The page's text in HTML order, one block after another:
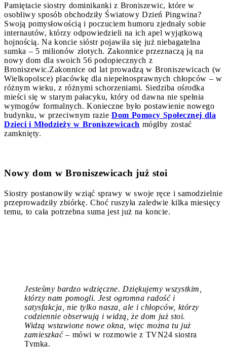
Pamiętacie siostry dominikanki z Broniszewic, które w
osobliwy sposób obchodziły Światowy Dzień Pingwina?
Swoją pomysłowością i poczuciem humoru zjednały sobie
internautów, którzy odpowiedzieli na ich apel wyjątkową
hojnością. Na koncie sióstr pojawiła się już niebagatelna
sumka – 5 milionów złotych. Zakonnice przeznaczą ją na
nowy dom dla swoich 56 podopiecznych z
Broniszewic.Zakonnice od lat prowadzą w Broniszewicach (w
Wielkopolsce) placówkę dla niepełnosprawnych chłopców – w
różnym wieku, z różnymi schorzeniami. Siedziba ośrodka
mieści się w starym pałacyku, który od dawna nie spełnia
wymogów formalnych. Konieczne było postawienie nowego
budynku, w przeciwnym razie Dom Pomocy Społecznej dla
Dzieci i Młodzieży w Broniszewicach mógłby zostać
zamknięty.
Nowy dom w Broniszewicach już stoi
Siostry postanowiły wziąć sprawy w swoje ręce i samodzielnie
przeprowadziły zbiórkę. Choć ruszyła zaledwie kilka miesięcy
temu, to cała potrzebna suma jest już na koncie.
Jesteśmy bardzo wdzięczne. Dziękujemy wszystkim,
którzy nam pomogli. Jest ogromna radość i
satysfakcja, nie tylko nasza, ale i chłopców, którzy
codziennie obserwują i widzą, że dom już stoi.
Widzą wstawione nowe okna, więc można tu już
zamieszkać– mówi w rozmowie z TVN24 siostra
Tymka.